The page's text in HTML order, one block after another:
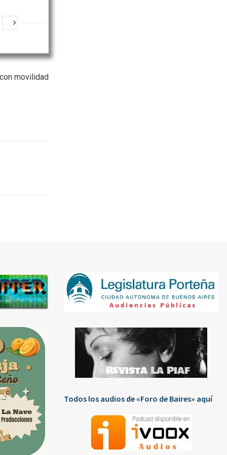
movilidad
Todos los audios de «Foro de Baires» aquí